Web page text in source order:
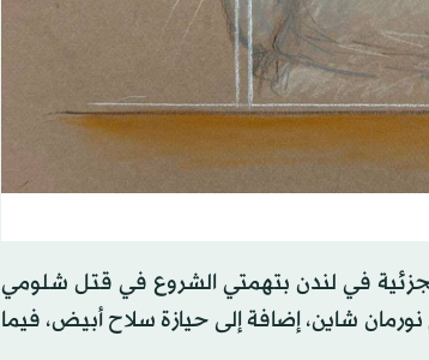
في لندن بتهمتي ‌الشروع في قتل شلومي
الاتهام باسم نورمان شاين، إضافة إلى حيازة سلاح أبيض، فيما